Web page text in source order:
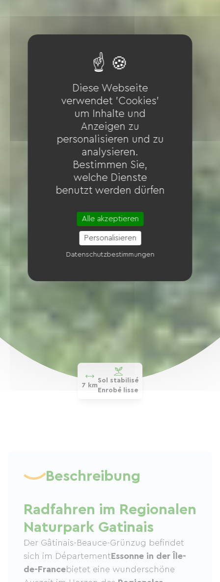
7 km
Sol stabilisé
Enrobé lisse
Beschreibung
Radfahren im Regionalen
Naturpark Gatinais
Der Gâtinais-Beauce-Grünzug befindet
sich im DépartementEssonne in der Île-
de-Francebietet eine wunderschöne
Diese Webseite
verwendet 'Cookies'
um Inhalte und
Anzeigen zu
personalisieren und zu
analysieren.
Bestimmen Sie,
welche Dienste
benutzt werden dürfen
Alle akzeptieren
Personalisieren
Datenschutzbestimmungen